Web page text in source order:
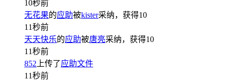
10秒前
无花果的应助被kister采纳，获得10
11秒前
天天快乐的应助被唐亮采纳，获得10
11秒前
852 上传了应助文件
11秒前